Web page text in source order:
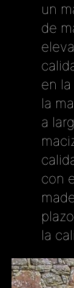
un
de
en
la
a
con
la